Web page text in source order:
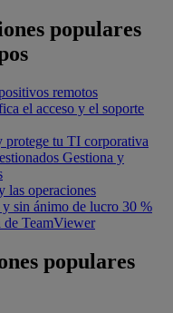
populares
remotos
el acceso y el soporte
protege tu TI corporativa
Gestiona y
las operaciones
sin ánimo de lucro 30 %
de TeamViewer
populares